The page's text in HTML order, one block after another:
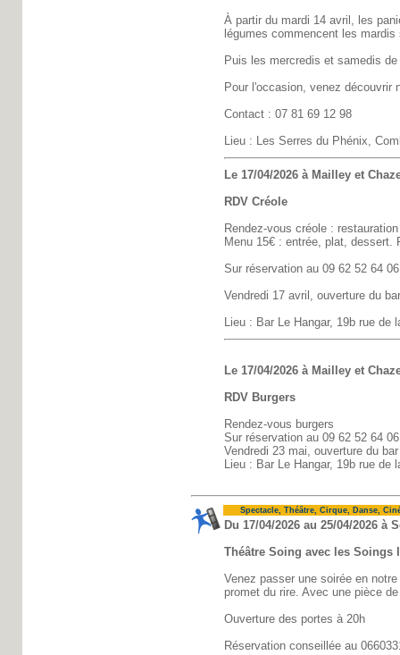
À partir du mardi 14 avril, les
légumes commencent les
Puis les mercredis et samedis
Pour l'occasion, venez découvrir
Contact : 07 81 69 12 98
Lieu : Les Serres du Phénix,
Le 17/04/2026 à Mailley et
RDV Créole
Rendez-vous créole :
Menu 15€ : entrée, plat, dessert.
Sur réservation au 09 62 52 64
Vendredi 17 avril, ouverture du
Lieu : Bar Le Hangar, 19b rue de
Le 17/04/2026 à Mailley et
RDV Burgers
Rendez-vous burgers
Sur réservation au 09 62 52 64 06
Vendredi 23 mai, ouverture du
Lieu : Bar Le Hangar, 19b rue de
Spectacle, Théâtre, Cirque, Danse,
Du 17/04/2026 au 25/04/2026 à
Théâtre Soing avec les Soings
Venez passer une soirée en
promet du rire. Avec une pièce
Ouverture des portes à 20h
Réservation conseillée au